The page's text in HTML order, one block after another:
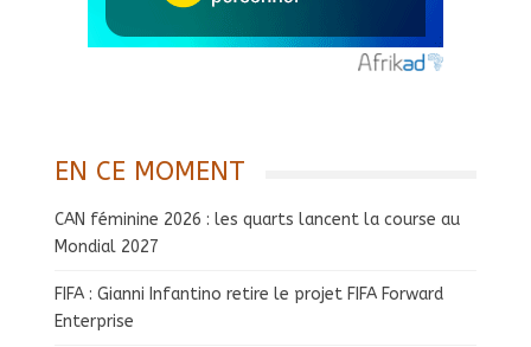
EN CE MOMENT
CAN féminine 2026 : les quarts lancent la course au
Mondial 2027
FIFA : Gianni Infantino retire le projet FIFA Forward
Enterprise